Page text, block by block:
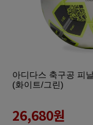
아디다스 축구공 피
(화이트/그린)
26,680원